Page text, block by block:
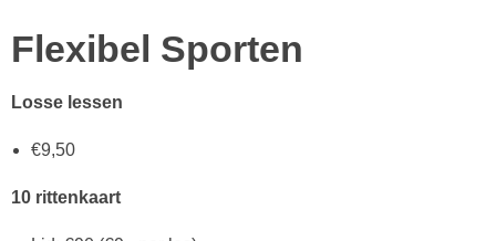
Proefles aanvragen
Flexibel Sporten
Losse lessen
€9,50
10 rittenkaart